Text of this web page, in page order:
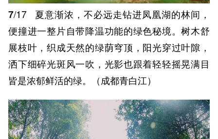
7/17
夏意渐浓，不必远走钻进凤凰湖的林间，
便撞进一整片自带降温功能的绿色秘境。树木舒
展枝叶，织成天然的绿荫穹顶，阳光穿过叶隙，
洒下细碎光斑风一吹，光影也跟着轻轻摇晃满目
皆是浓郁鲜活的绿。（成都青白江）